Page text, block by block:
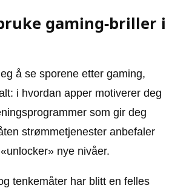
gaming-briller i
å se sporene etter gaming,
i hvordan apper motiverer deg
som gir deg
strømmetjenester anbefaler
nye nivåer.
tenkemåter har blitt en felles